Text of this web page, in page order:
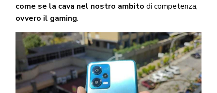
come se la cava nel nostro ambito di competenza,
ovvero il gaming.